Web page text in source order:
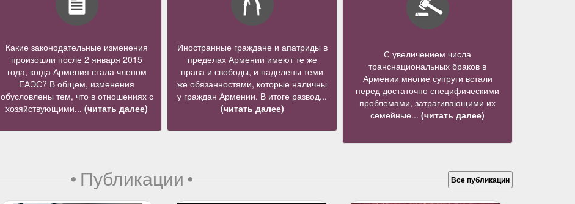
Какие законодательные изменения
произошли после 2 января 2015
года, когда Армения стала членом
ЕАЭС? В общем, изменения
обусловлены тем, что в отношениях с
хозяйствующими... (читать далее)
Иностранные граждане и апатриды в
пределах Армении имеют те же
права и свободы, и наделены теми
же обязанностями, которые наличны
у граждан Армении. В итоге развод...
(читать далее)
С увеличением числа
транснациональных браков в
Армении многие супруги встали
перед достаточно специфическими
проблемами, затрагивающими их
семейные... (читать далее)
• Публикации• Все публикации